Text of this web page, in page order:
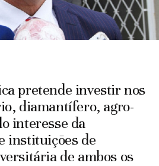
pretende investir nos
diamantífero, agro-
interesse da
instituições de
de ambos os